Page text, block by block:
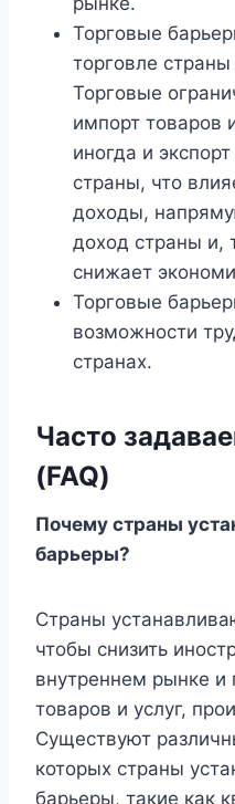
Торговые
торговле
Торговые
импорт товаров
иногда и
страны, что
доходы,
доход страны и,
снижает
Торговые
возможности
странах.
Часто
(FAQ)
Почему страны
барьеры?
Страны
чтобы снизить
внутреннем рынке и
товаров и услуг,
Существуют
которых страны
барьеры, такие как